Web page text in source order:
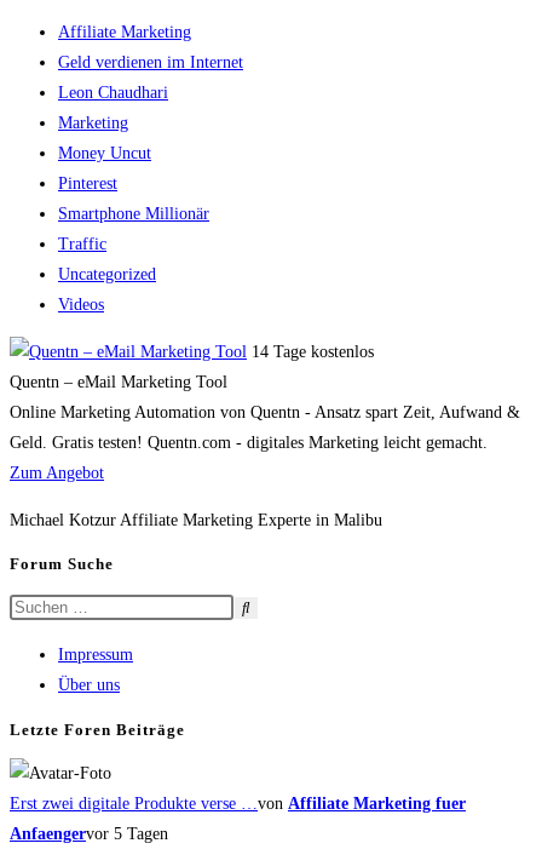
Affiliate Marketing
Geld verdienen im Internet
Leon Chaudhari
Marketing
Money Uncut
Pinterest
Smartphone Millionär
Traffic
Uncategorized
Videos
14 Tage kostenlos
Quentn – eMail Marketing Tool
Online Marketing Automation von Quentn - Ansatz spart Zeit, Aufwand &
Geld. Gratis testen! Quentn.com - digitales Marketing leicht gemacht.
Zum Angebot
Michael Kotzur Affiliate Marketing Experte in Malibu
Forum Suche
Impressum
Über uns
Letzte Foren Beiträge
Erst zwei digitale Produkte verse …von Affiliate Marketing fuer
Anfaengervor 5 Tagen